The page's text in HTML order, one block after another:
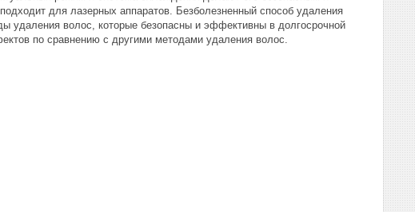
для лазерных аппаратов. Безболезненный способ удаления
волос, которые безопасны и эффективны в долгосрочной
по сравнению с другими методами удаления волос.